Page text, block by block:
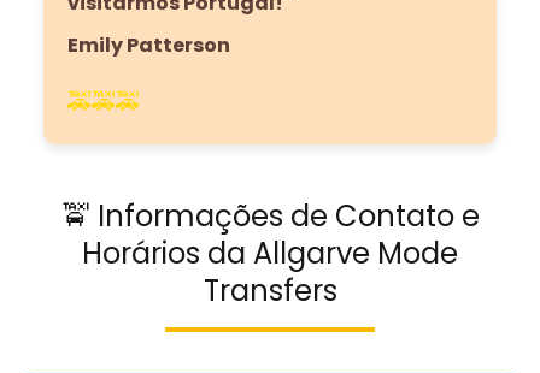
Emily Patterson
🚕🚕🚕
🚖 Informações de Contato e
Horários da Allgarve Mode
Transfers